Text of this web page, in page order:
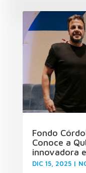
Fondo
Conoce a
innovadora
DIC 15, 2025|